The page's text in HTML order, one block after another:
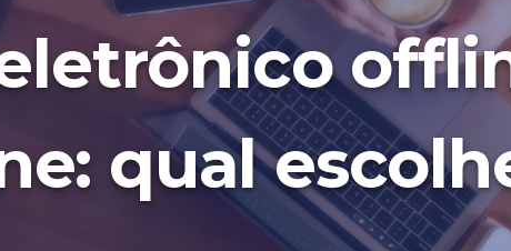
qual